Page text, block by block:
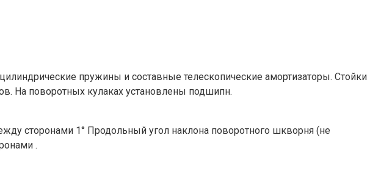
пружины и составные телескопические амортизаторы. Стойки
На поворотных кулаках установлены подшипн.
сторонами 1° Продольный угол наклона поворотного шкворня (не
.